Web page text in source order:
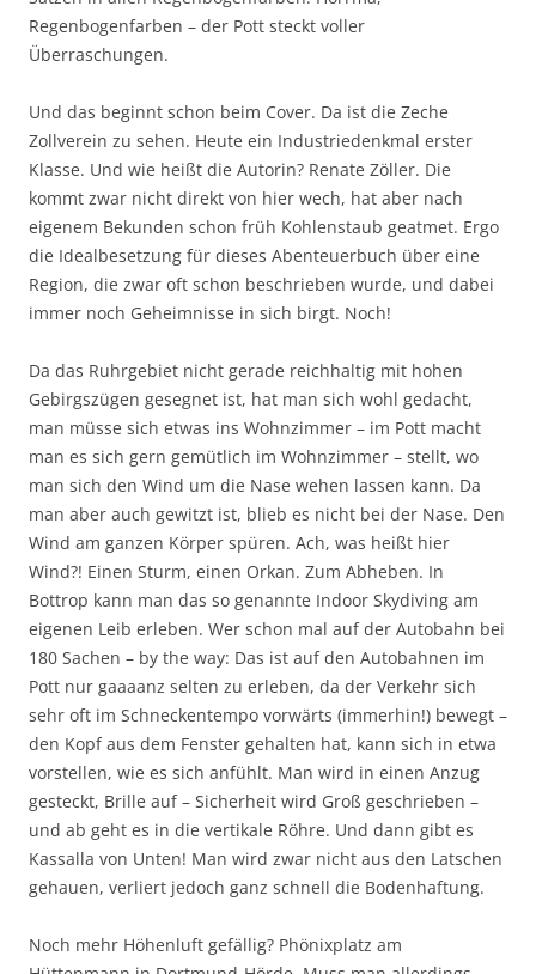
Regenbogenfarben – der Pott steckt voller
Überraschungen.
Und das beginnt schon beim Cover. Da ist die Zeche
Zollverein zu sehen. Heute ein Industriedenkmal erster
Klasse. Und wie heißt die Autorin? Renate Zöller. Die
kommt zwar nicht direkt von hier wech, hat aber nach
eigenem Bekunden schon früh Kohlenstaub geatmet. Ergo
die Idealbesetzung für dieses Abenteuerbuch über eine
Region, die zwar oft schon beschrieben wurde, und dabei
immer noch Geheimnisse in sich birgt. Noch!
Da das Ruhrgebiet nicht gerade reichhaltig mit hohen
Gebirgszügen gesegnet ist, hat man sich wohl gedacht,
man müsse sich etwas ins Wohnzimmer – im Pott macht
man es sich gern gemütlich im Wohnzimmer – stellt, wo
man sich den Wind um die Nase wehen lassen kann. Da
man aber auch gewitzt ist, blieb es nicht bei der Nase. Den
Wind am ganzen Körper spüren. Ach, was heißt hier
Wind?! Einen Sturm, einen Orkan. Zum Abheben. In
Bottrop kann man das so genannte Indoor Skydiving am
eigenen Leib erleben. Wer schon mal auf der Autobahn bei
180 Sachen – by the way: Das ist auf den Autobahnen im
Pott nur gaaaanz selten zu erleben, da der Verkehr sich
sehr oft im Schneckentempo vorwärts (immerhin!) bewegt –
den Kopf aus dem Fenster gehalten hat, kann sich in etwa
vorstellen, wie es sich anfühlt. Man wird in einen Anzug
gesteckt, Brille auf – Sicherheit wird Groß geschrieben –
und ab geht es in die vertikale Röhre. Und dann gibt es
Kassalla von Unten! Man wird zwar nicht aus den Latschen
gehauen, verliert jedoch ganz schnell die Bodenhaftung.
Noch mehr Höhenluft gefällig? Phönixplatz am